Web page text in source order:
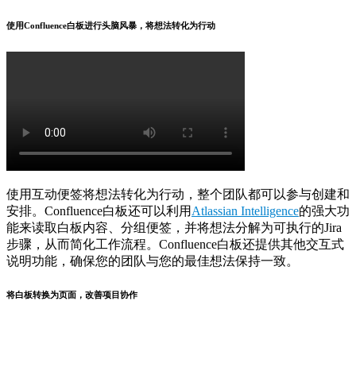
使用Confluence白板进行头脑风暴，将想法转化为行动
使用互动便签将想法转化为行动，整个团队都可以参与创建和
安排。Confluence白板还可以利用 Atlassian Intelligence的强大功
能来读取白板内容、分组便签，并将想法分解为可执行的Jira
步骤，从而简化工作流程。Confluence白板还提供其他交互式
说明功能，确保您的团队与您的最佳想法保持一致。
将白板转换为页面，改善项目协作